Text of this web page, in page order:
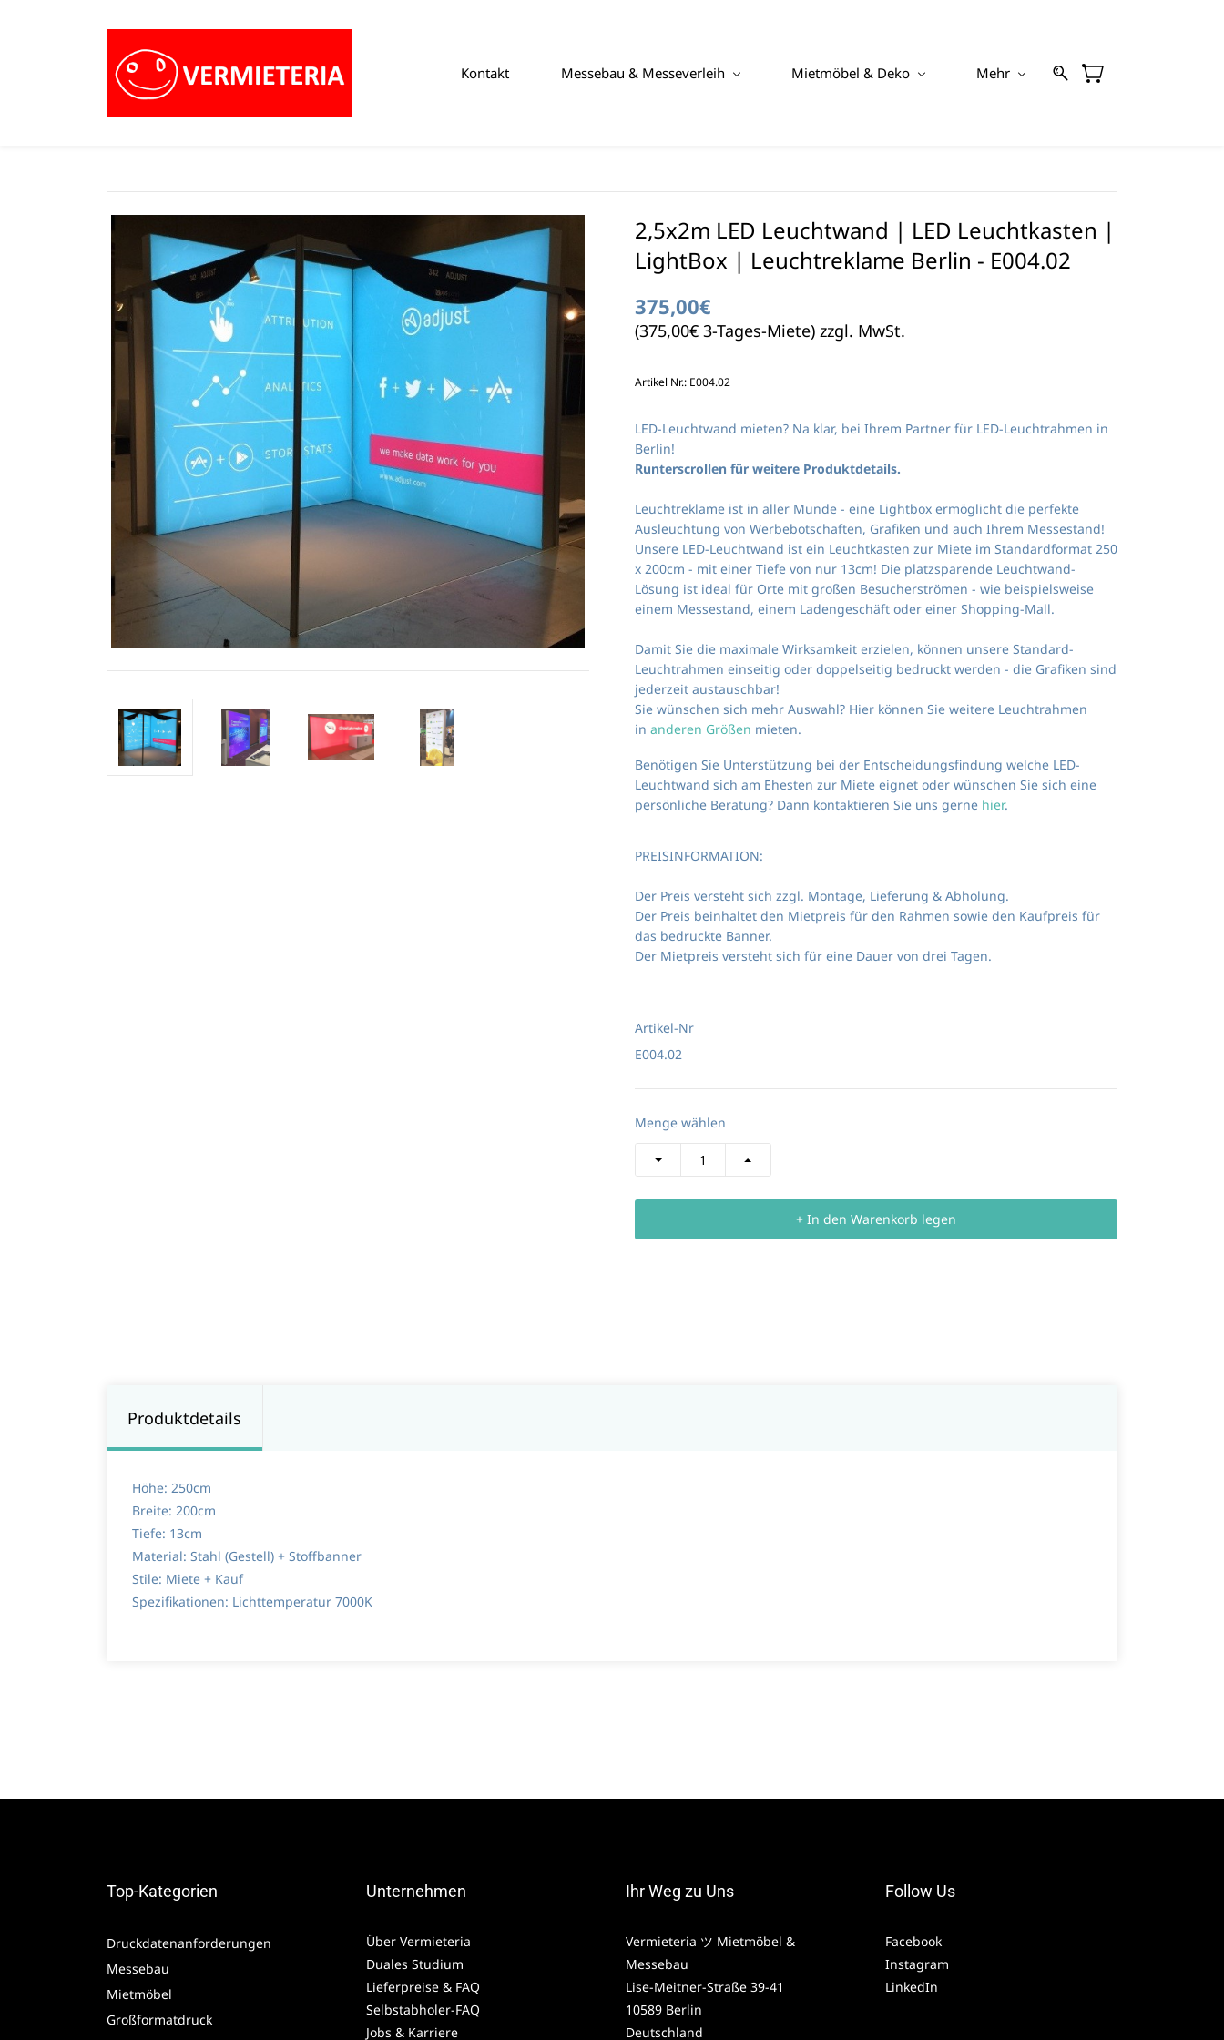
Kontakt Messebau & Messeverleih Mietmöbel & Deko Mehr
2,5x2m LED Leuchtwand | LED Leuchtkasten |
LightBox | Leuchtreklame Berlin - E004.02
375,00€
(375,00€ 3-Tages-Miete) zzgl. MwSt.
Artikel Nr.: E004.02
LED-Leuchtwand mieten? Na klar, bei Ihrem Partner für LED-Leuchtrahmen in
Berlin!
Runterscrollen für weitere Produktdetails.
Leuchtreklame ist in aller Munde - eine Lightbox ermöglicht die perfekte
Ausleuchtung von Werbebotschaften, Grafiken und auch Ihrem Messestand!
Unsere LED-Leuchtwand ist ein Leuchtkasten zur Miete im Standardformat 250
x 200cm - mit einer Tiefe von nur 13cm! Die platzsparende Leuchtwand-
Lösung ist ideal für Orte mit großen Besucherströmen - wie beispielsweise
einem Messestand, einem Ladengeschäft oder einer Shopping-Mall.
Damit Sie die maximale Wirksamkeit erzielen, können unsere Standard-
Leuchtrahmen einseitig oder doppelseitig bedruckt werden - die Grafiken sind
jederzeit austauschbar!
Sie wünschen sich mehr Auswahl? Hier können Sie weitere Leuchtrahmen
in anderen Größen mieten.
Benötigen Sie Unterstützung bei der Entscheidungsfindung welche LED-
Leuchtwand sich am Ehesten zur Miete eignet oder wünschen Sie sich eine
persönliche Beratung? Dann kontaktieren Sie uns gerne hier.
PREISINFORMATION:
Der Preis versteht sich zzgl. Montage, Lieferung & Abholung.
Der Preis beinhaltet den Mietpreis für den Rahmen sowie den Kaufpreis für
das bedruckte Banner.
Der Mietpreis versteht sich für eine Dauer von drei Tagen.
Artikel-Nr
E004.02
Menge wählen
+ In den Warenkorb legen
Produktdetails
Höhe: 250cm
Breite: 200cm
Tiefe: 13cm
Material: Stahl (Gestell) + Stoffbanner
Stile: Miete + Kauf
Spezifikationen: Lichttemperatur 7000K
Top-Kategorien
Druckdatenanforderungen
Messebau
Mietmöbel
Großformatdruck
Unternehmen
Über Vermieteria
Duales Studium
Lieferpreise & FAQ
Selbstabholer-FAQ
Jobs & Karriere
Ihr Weg zu Uns
Vermieteria ツ Mietmöbel &
Messebau
Lise-Meitner-Straße 39-41
10589 Berlin
Deutschland
Follow Us
Facebook
Instagram
LinkedIn